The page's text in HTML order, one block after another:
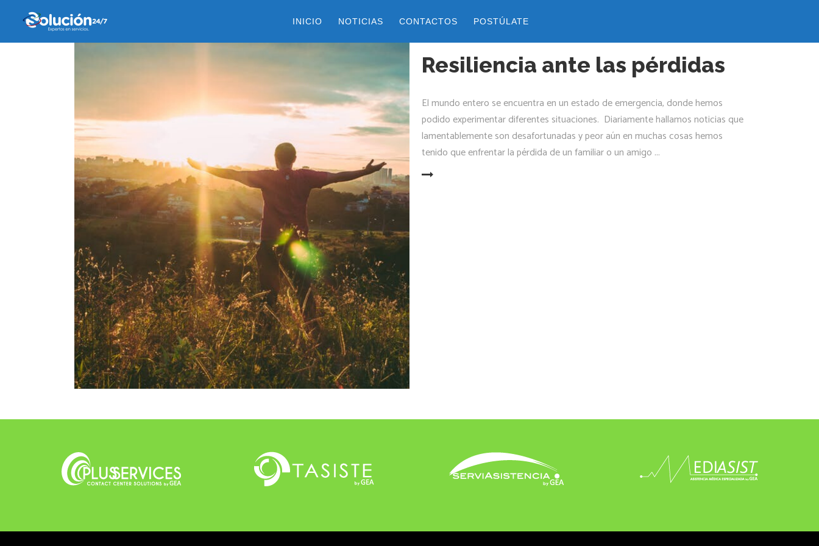
INICIO NOTICIAS CONTACTOS POSTÚLATE
Resiliencia ante las pérdidas
El mundo entero se encuentra en un estado de emergencia, donde hemos
podido experimentar diferentes situaciones. Diariamente hallamos noticias que
lamentablemente son desafortunadas y peor aún en muchas cosas hemos
tenido que enfrentar la pérdida de un familiar o un amigo
LEER MÁS